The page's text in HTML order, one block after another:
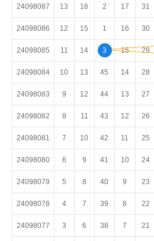
24098087 13 16 2 17 31
24098086 12 15 1 16 30
24098085 11 14 3 15 29
24098084 10 13 45 14 28
24098083 9 12 44 13 27
24098082 8 11 43 12 26
24098081 7 10 42 11 25
24098080 6 9 41 10 24
24098079 5 8 40 9 23
24098078 4 7 39 8 22
24098077 3 6 38 7 21